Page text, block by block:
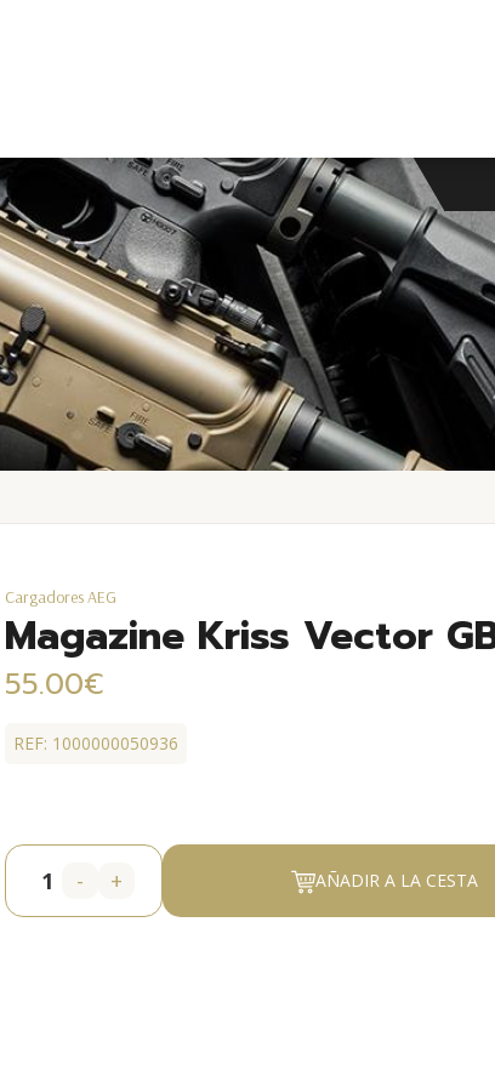
Cargadores AEG
Magazine Kriss Vector
55.00€
REF: 1000000050936
- + AÑADIR A LA CESTA